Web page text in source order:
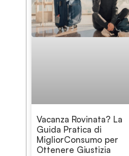
Vacanza Rovinata? La
Guida Pratica di
MigliorConsumo per
Ottenere Giustizia